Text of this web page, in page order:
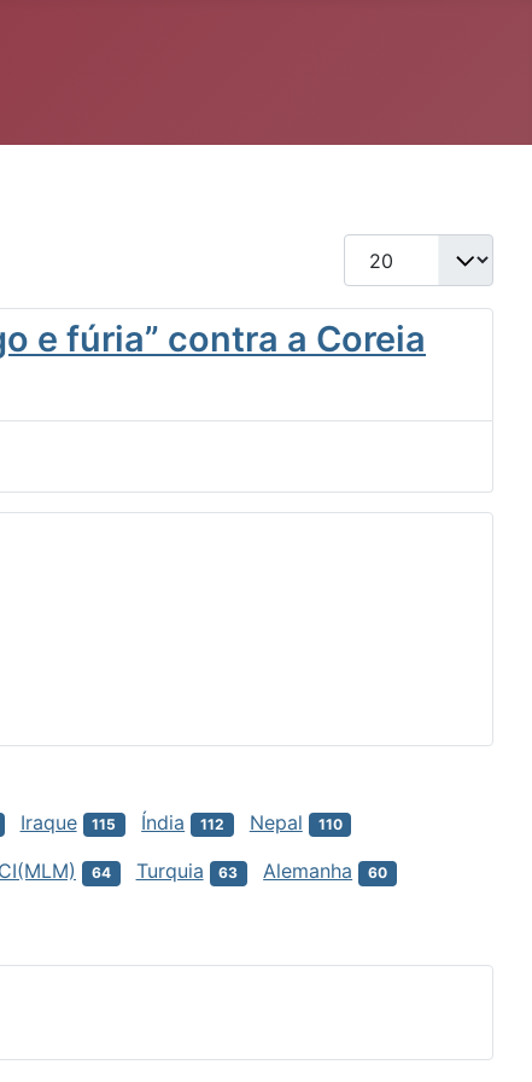
Qtd. a exibir
e fúria” contra a Coreia
Iraque 115 Índia 112 Nepal 110
64 Turquia 63 Alemanha 60